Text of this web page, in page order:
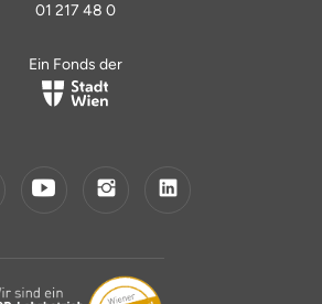
01 217 48 0
Ein Fonds der